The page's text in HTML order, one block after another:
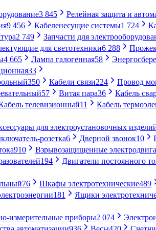
3 845
Релейная защита и
9 456 Кабеленесущие системы1 724
2 749
Запчасти для
для светотехники6 288
4 665 Лампа галогенная58
33
350 Кабели связи224
Провод
57 Витая пара36
Кабель
телевизионный11
Кабель
для электроустановочных
розетка6 Дверной звонок10
910
Взрывозащищенные
194 Двигатели постоянного
76 Шкафы электротехнические489
181 Ящики
измерительные приборы2 074